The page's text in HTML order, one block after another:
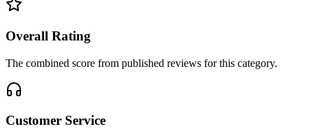
Overall Rating
The combined score from published reviews for this category.
Customer Service